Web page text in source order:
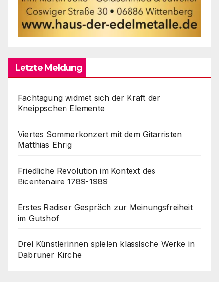
Letzte Meldung
Fachtagung widmet sich der Kraft der
Kneippschen Elemente
Viertes Sommerkonzert mit dem Gitarristen
Matthias Ehrig
Friedliche Revolution im Kontext des
Bicentenaire 1789-1989
Erstes Radiser Gespräch zur Meinungsfreiheit
im Gutshof
Drei Künstlerinnen spielen klassische Werke in
Dabruner Kirche